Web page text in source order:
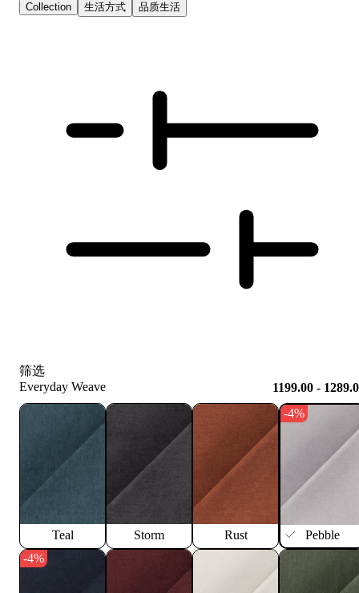
Collection 生活方式 品质生活
筛选
Everyday Weave
1199.00 -
Teal Storm Rust
-4%
Pebble
-4%